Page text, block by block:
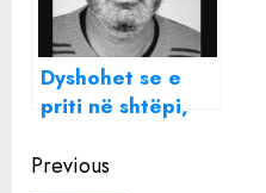
Dyshohet se e
priti në shtëpi,
vrasësi i 51-
Continue
Previous